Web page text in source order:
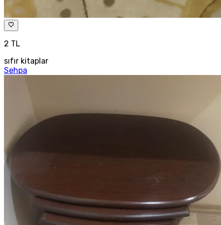
2 TL
sıfır kitaplar
Sehpa